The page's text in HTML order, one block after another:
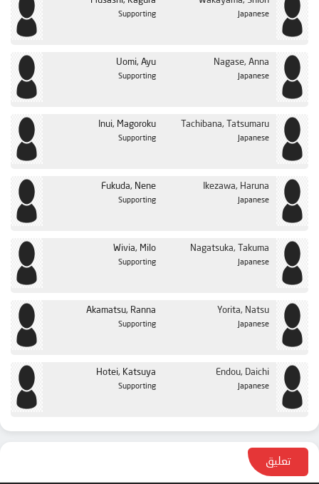
Supporting Japanese
Uomi, Ayu
Supporting
Nagase, Anna
Japanese
Inui, Magoroku
Supporting
Tachibana, Tatsumaru
Japanese
Fukuda, Nene
Supporting
Ikezawa, Haruna
Japanese
Wivia, Milo
Supporting
Nagatsuka, Takuma
Japanese
Akamatsu, Ranna
Supporting
Yorita, Natsu
Japanese
Hotei, Katsuya
Supporting
Endou, Daichi
Japanese
تعليق